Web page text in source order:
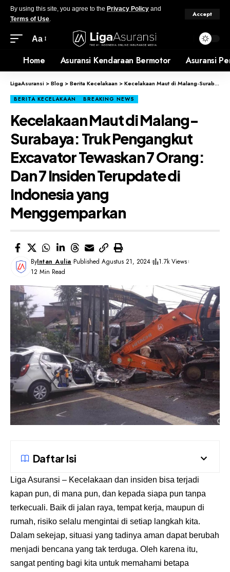
By using this site, you agree to the Privacy Policy and
Terms of Use.
Accept
Aa
Home Asuransi Kendaraan Bermotor Asuransi
LigaAsuransi >Blog >Berita Kecelakaan >Kecelakaan Maut di Malang-Surabaya: Truk Pengangkut Excavator Tewaskan 7 Orang: Dan 7 Insiden Terupdate di Indonesia yang Menggemparkan
BERITA KECELAKAAN BREAKING NEWS
Kecelakaan Maut di Malang-
Surabaya: Truk Pengangkut
Excavator Tewaskan 7 Orang:
Dan 7 Insiden Terupdate di
Indonesia yang
Menggemparkan
ByIntan Aulia Published Agustus 21, 2024
1.7k Views
12 Min Read
Daftar Isi
Liga Asuransi – Kecelakaan dan insiden bisa terjadi
kapan pun, di mana pun, dan kepada siapa pun tanpa
terkecuali. Baik di jalan raya, tempat kerja, maupun di
rumah, risiko selalu mengintai di setiap langkah kita.
Dalam sekejap, situasi yang tadinya aman dapat berubah
menjadi bencana yang tak terduga. Oleh karena itu,
sangat penting bagi kita untuk memahami betapa